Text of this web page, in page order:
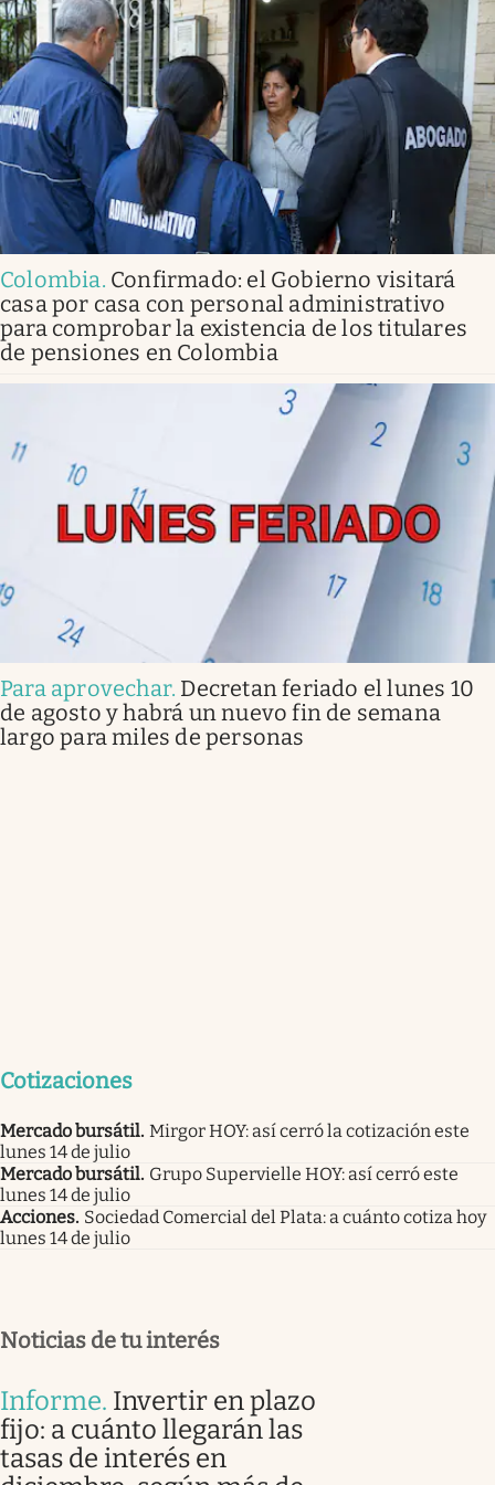
Colombia. Confirmado: el Gobierno visitará
casa por casa con personal administrativo
para comprobar la existencia de los titulares
de pensiones en Colombia
Para aprovechar. Decretan feriado el lunes 10
de agosto y habrá un nuevo fin de semana
largo para miles de personas
Cotizaciones
Mercado bursátil. Mirgor HOY: así cerró la cotización este
lunes 14 de julio
Mercado bursátil. Grupo Supervielle HOY: así cerró este
lunes 14 de julio
Acciones. Sociedad Comercial del Plata: a cuánto cotiza hoy
lunes 14 de julio
Noticias de tu interés
Informe. Invertir en plazo
fijo: a cuánto llegarán las
tasas de interés en